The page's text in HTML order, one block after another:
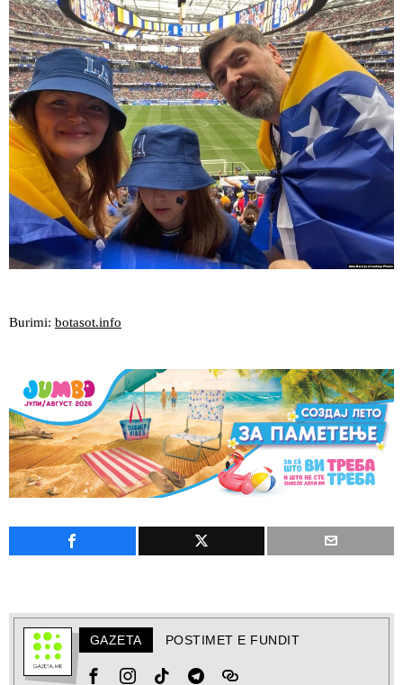
Burimi: botasot.info
GAZETA POSTIMET E FUNDIT